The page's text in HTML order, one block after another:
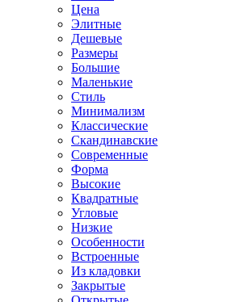
Цена
Элитные
Дешевые
Размеры
Большие
Маленькие
Стиль
Минимализм
Классические
Скандинавские
Современные
Форма
Высокие
Квадратные
Угловые
Низкие
Особенности
Встроенные
Из кладовки
Закрытые